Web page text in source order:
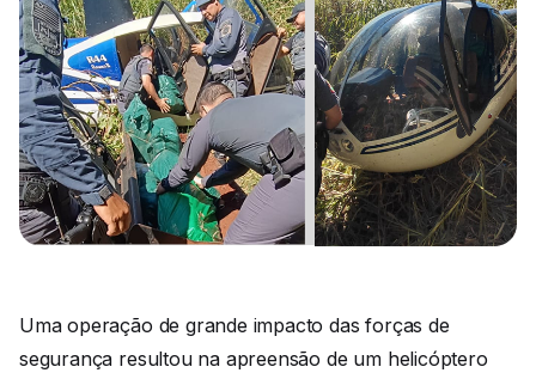
Uma operação de grande impacto das forças de
segurança resultou na apreensão de um helicóptero